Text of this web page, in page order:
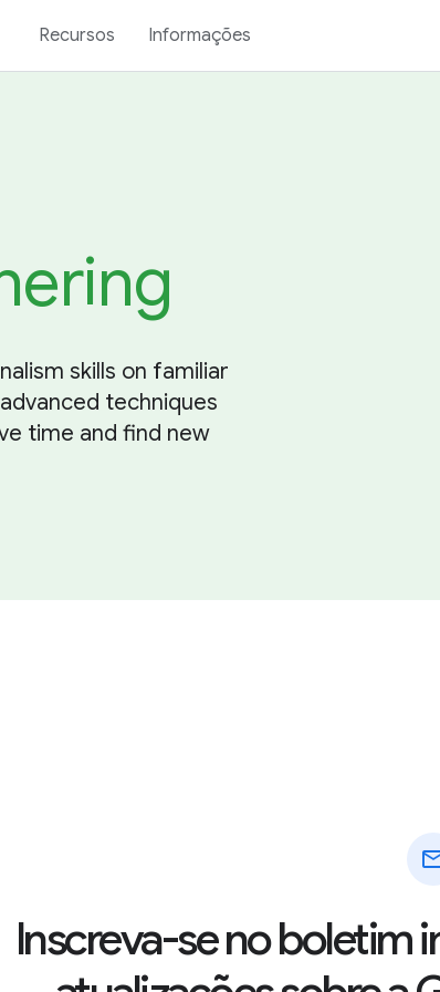
Recursos Informações
skills on familiar
techniques
time and find new
Inscreva-se no boletim